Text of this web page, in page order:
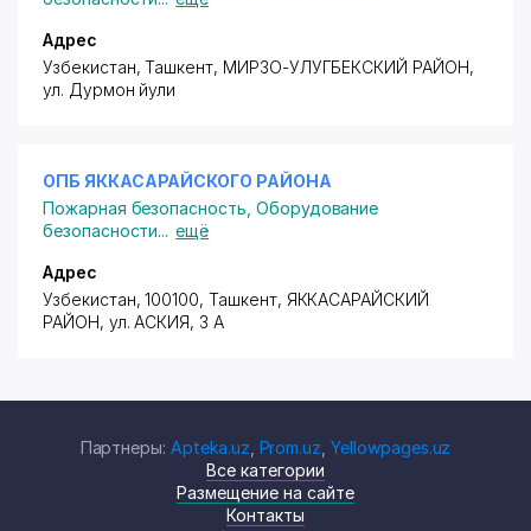
сочетает в себе доступность, высокое качество и
отвечает потребительскому спросу
отечественного рынка.
Адрес
Узбекистан, Ташкент, МИРЗО-УЛУГБЕКСКИЙ РАЙОН,
ул. Дурмон йули
ОПБ ЯККАСАРАЙСКОГО РАЙОНА
Пожарная безопасность Оборудование
безопасности... ещё
Адрес
Узбекистан, 100100, Ташкент, ЯККАСАРАЙСКИЙ
РАЙОН, ул. АСКИЯ, 3 А
Партнеры: Apteka.uz Prom.uz ,Yellowpages.uz
Все категории
Размещение на сайте
Контакты